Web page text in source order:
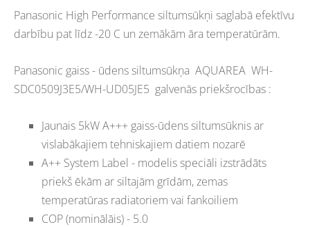
Panasonic High Performance siltumsūkņi saglabā efektīvu
darbību pat līdz -20 C un zemākām āra temperatūrām.
Panasonic gaiss - ūdens siltumsūkņa AQUAREA WH-
SDC0509J3E5/WH-UD05JE5 galvenās priekšrocības :
Jaunais 5kW A+++ gaiss-ūdens siltumsūknis ar
vislabākajiem tehniskajiem datiem nozarē
A++ System Label - modelis speciāli izstrādāts
priekš ēkām ar siltajām grīdām, zemas
temperatūras radiatoriem vai fankoiliem
COP (nominālāis) - 5.0